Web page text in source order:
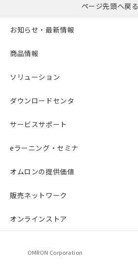
ページ先頭へ戻る
お知らせ・最新情報
商品情報
ソリューション
ダウンロードセンタ
サービスサポート
eラーニング・セミナ
オムロンの提供価値
販売ネットワーク
オンラインストア
OMRON Corporation